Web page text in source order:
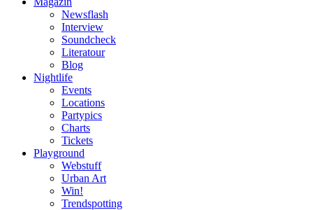
Newsflash
Interview
Soundcheck
Literatour
Blog
Nightlife
Events
Locations
Partypics
Charts
Tickets
Playground
Webstuff
Urban Art
Win!
Trendspotting